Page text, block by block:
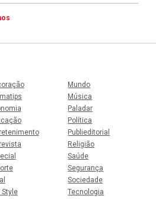
Style
Mundo
Música
Paladar
Política
Publieditorial
Religião
Saúde
Segurança
Sociedade
Tecnologia